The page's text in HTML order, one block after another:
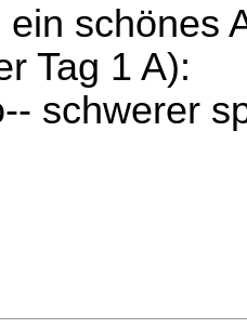
ein schönes
Tag 1 A):
schwerer